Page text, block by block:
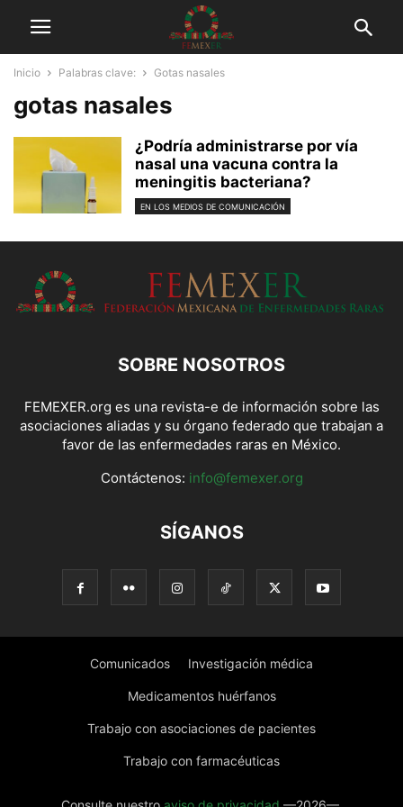
Inicio Palabras clave: Gotas nasales
gotas nasales
¿Podría administrarse por vía
nasal una vacuna contra la
meningitis bacteriana?
EN LOS MEDIOS DE COMUNICACIÓN
SOBRE NOSOTROS
FEMEXER.org es una revista-e de información sobre las
asociaciones aliadas y su órgano federado que trabajan a
favor de las enfermedades raras en México.
Contáctenos: info@femexer.org
SÍGANOS
Comunicados Investigación médica
Medicamentos huérfanos
Trabajo con asociaciones de pacientes
Trabajo con farmacéuticas